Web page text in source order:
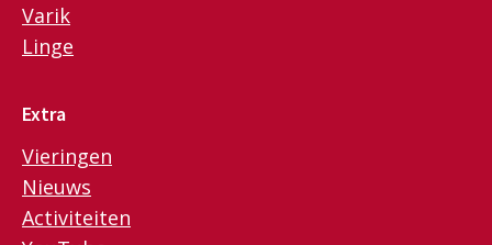
Varik
Linge
Extra
Vieringen
Nieuws
Activiteiten